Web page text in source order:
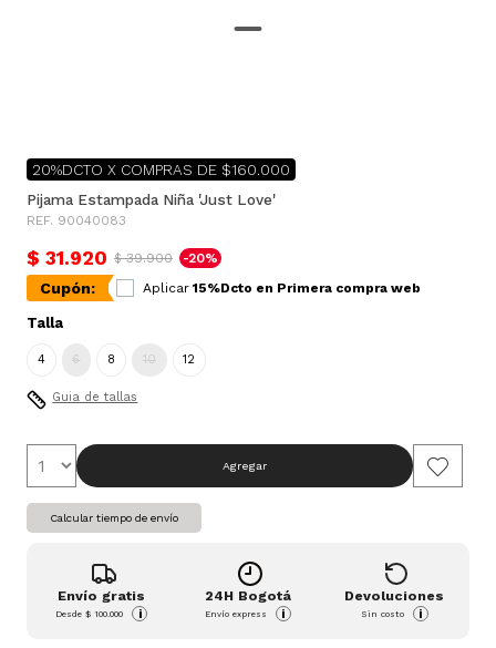
20%DCTO X COMPRAS DE $160.000
Pijama Estampada Niña 'Just Love'
REF. 90040083
$ 31.920 $ 39.900 -20%
Cupón: Aplicar 15%Dcto en Primera compra web
Talla
4 6 8 10 12
Guia de tallas
Agregar
Calcular tiempo de envío
Envío gratis
Desde$ 100.000 i
24H Bogotá
Envío express i
Devoluciones
Sin costo i